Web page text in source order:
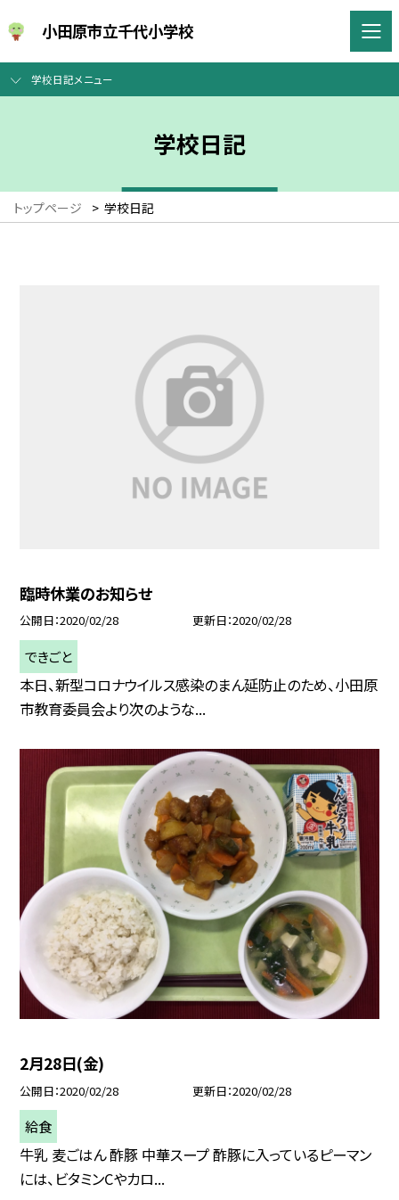
小田原市立千代小学校
学校日記メニュー
学校日記
トップページ > 学校日記
臨時休業のお知らせ
公開日 2020/02/28 更新日 2020/02/28
できごと
本日、新型コロナウイルス感染のまん延防止のため、小田原
市教育委員会より次のような...
2月28日(金)
公開日 2020/02/28 更新日 2020/02/28
給食
牛乳 麦ごはん 酢豚 中華スープ 酢豚に入っているピーマン
には、ビタミンCやカロ...